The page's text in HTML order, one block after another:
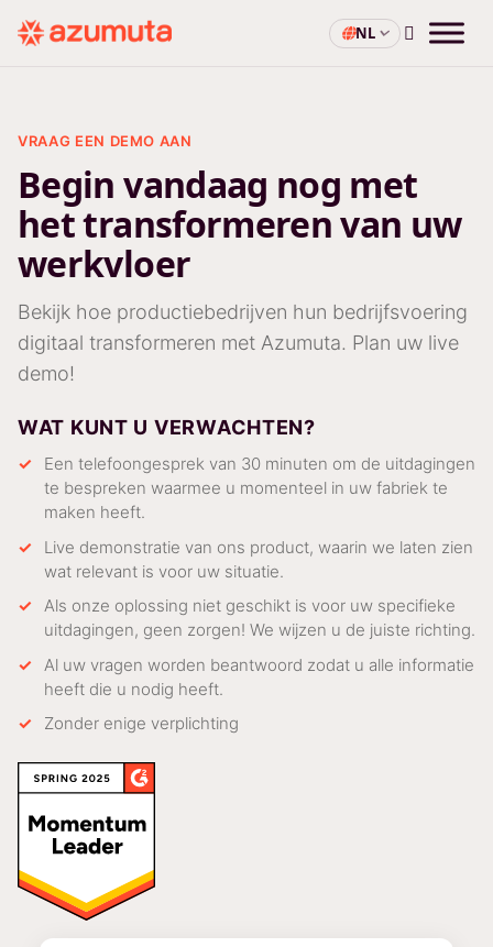
NL
VRAAG EEN DEMO AAN
Begin vandaag nog met
het transformeren van uw
werkvloer
Bekijk hoe productiebedrijven hun bedrijfsvoering
digitaal transformeren met Azumuta. Plan uw live
demo!
WAT KUNT U VERWACHTEN?
Een telefoongesprek van 30 minuten om de uitdagingen
te bespreken waarmee u momenteel in uw fabriek te
maken heeft.
Live demonstratie van ons product, waarin we laten zien
wat relevant is voor uw situatie.
Als onze oplossing niet geschikt is voor uw specifieke
uitdagingen, geen zorgen! We wijzen u de juiste richting.
Al uw vragen worden beantwoord zodat u alle informatie
heeft die u nodig heeft.
Zonder enige verplichting